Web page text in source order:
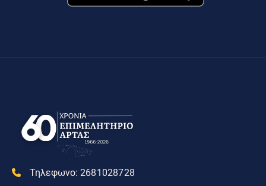
Τηλεφωνο: 2681028728